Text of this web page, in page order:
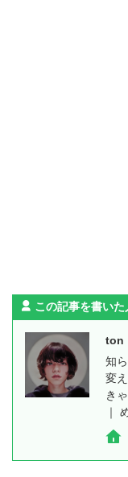
この記事を書いた
ton
知
変
き
｜